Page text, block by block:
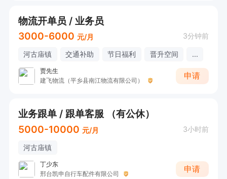
物流开单员 / 业务员
3000-6000 元/月 3分钟前
河古庙镇 交通补助 节日福利 晋升空间 ...
贾先生
建飞物流（平乡县南江物流有限公司）
申请
业务跟单 / 跟单客服 （有公休）
5000-10000 元/月 3小时前
河古庙镇
丁少东
邢台凯申自行车配件有限公司
申请